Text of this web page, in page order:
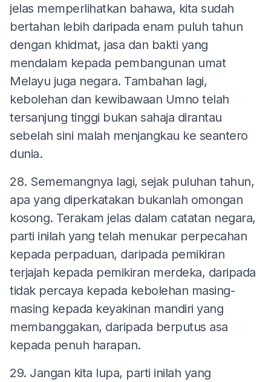
jelas memperlihatkan bahawa, kita sudah
bertahan lebih daripada enam puluh tahun
dengan khidmat, jasa dan bakti yang
mendalam kepada pembangunan umat
Melayu juga negara. Tambahan lagi,
kebolehan dan kewibawaan Umno telah
tersanjung tinggi bukan sahaja dirantau
sebelah sini malah menjangkau ke seantero
dunia.
28. Sememangnya lagi, sejak puluhan tahun,
apa yang diperkatakan bukanlah omongan
kosong. Terakam jelas dalam catatan negara,
parti inilah yang telah menukar perpecahan
kepada perpaduan, daripada pemikiran
terjajah kepada pemikiran merdeka, daripada
tidak percaya kepada kebolehan masing-
masing kepada keyakinan mandiri yang
membanggakan, daripada berputus asa
kepada penuh harapan.
29. Jangan kita lupa, parti inilah yang